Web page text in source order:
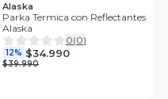
Alaska
Parka Termica con Reflectantes
Alaska
0(0)
12% $34.990
$39.990